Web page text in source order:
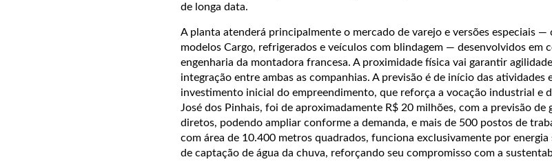
de longa data.
A planta atenderá principalmente o mercado de varejo e versões especiais —
modelos Cargo, refrigerados e veículos com blindagem — desenvolvidos em
engenharia da montadora francesa. A proximidade física vai garantir
integração entre ambas as companhias. A previsão é de início das atividades
investimento inicial do empreendimento, que reforça a vocação industrial e
José dos Pinhais, foi de aproximadamente R$ 20 milhões, com a previsão de
diretos, podendo ampliar conforme a demanda, e mais de 500 postos de
com área de 10.400 metros quadrados, funciona exclusivamente por energia
de captação de água da chuva, reforçando seu compromisso com a